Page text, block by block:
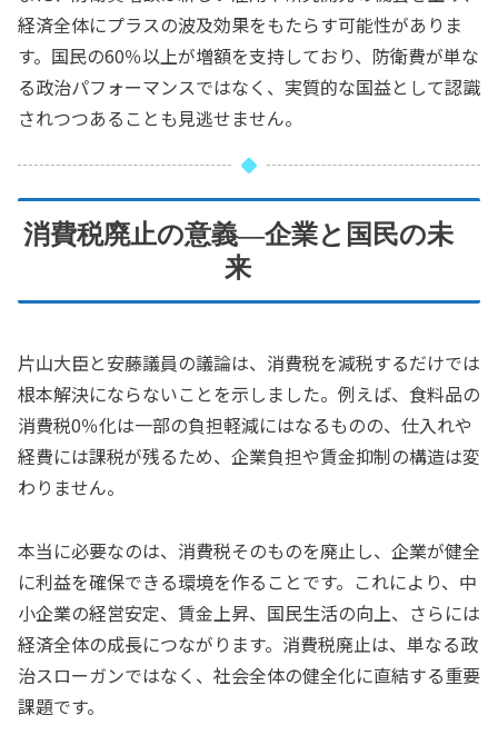
経済全体にプラスの波及効果をもたらす可能性がありま
す。国民の60％以上が増額を支持しており、防衛費が単な
る政治パフォーマンスではなく、実質的な国益として認識
されつつあることも見逃せません。
消費税廃止の意義—企業と国民の未
来
片山大臣と安藤議員の議論は、消費税を減税するだけでは
根本解決にならないことを示しました。例えば、食料品の
消費税0％化は一部の負担軽減にはなるものの、仕入れや
経費には課税が残るため、企業負担や賃金抑制の構造は変
わりません。
本当に必要なのは、消費税そのものを廃止し、企業が健全
に利益を確保できる環境を作ることです。これにより、中
小企業の経営安定、賃金上昇、国民生活の向上、さらには
経済全体の成長につながります。消費税廃止は、単なる政
治スローガンではなく、社会全体の健全化に直結する重要
課題です。